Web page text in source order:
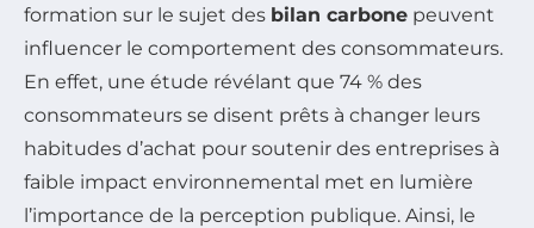
formation sur le sujet des bilan carbone peuvent
influencer le comportement des consommateurs.
En effet, une étude révélant que 74 % des
consommateurs se disent prêts à changer leurs
habitudes d’achat pour soutenir des entreprises à
faible impact environnemental met en lumière
l’importance de la perception publique. Ainsi, le